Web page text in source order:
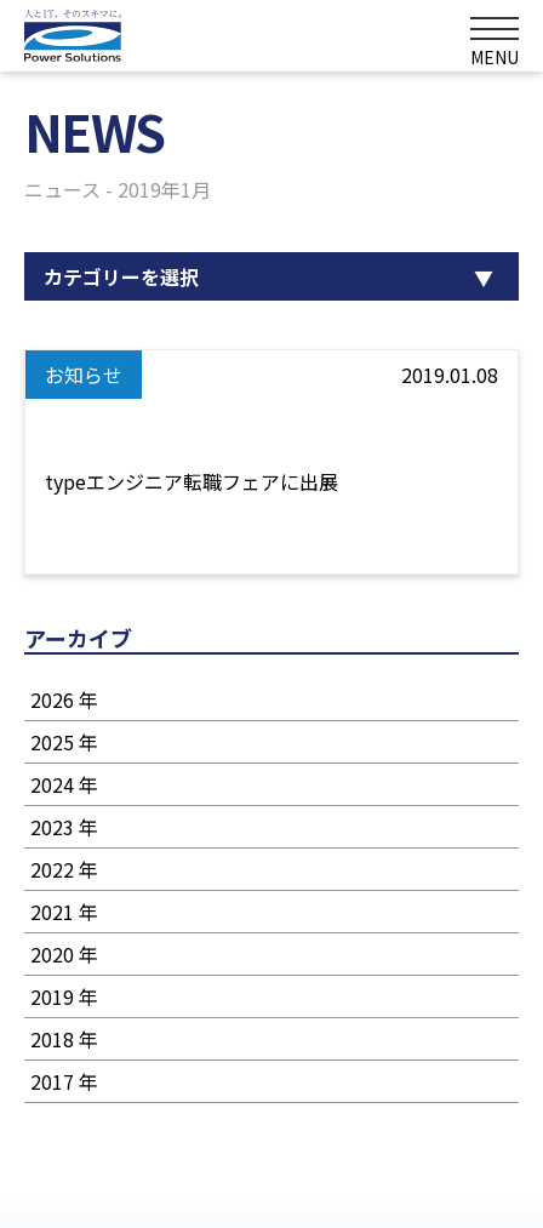
MENU
NEWS
ニュース - 2019年1月
カテゴリーを選択
お知らせ 2019.01.08
typeエンジニア転職フェアに出展
アーカイブ
2026 年
2025 年
2024 年
2023 年
2022 年
2021 年
2020 年
2019 年
2018 年
2017 年